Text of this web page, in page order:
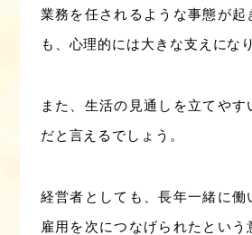
業務を任されるような事態が起
も、心理的には大きな支えにな
また、生活の見通しを立てやす
だと言えるでしょう。
経営者としても、長年一緒に働
雇用を次につなげられたという